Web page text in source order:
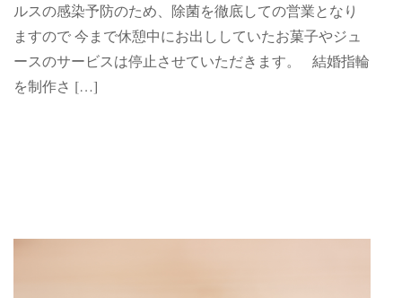
ルスの感染予防のため、除菌を徹底しての営業となり
ますので 今まで休憩中にお出ししていたお菓子やジュ
ースのサービスは停止させていただきます。 結婚指輪
を制作さ […]